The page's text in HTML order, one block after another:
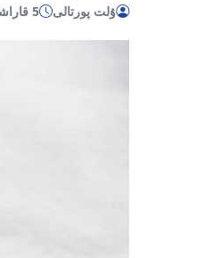
ۇلت پورتالى 5 قاراشا, 2020, 11:20